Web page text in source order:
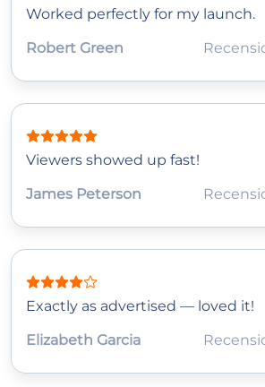
Worked perfectly for my launch.
Robert Green
Viewers showed up fast!
James Peterson
Exactly as advertised — loved it!
Elizabeth Garcia